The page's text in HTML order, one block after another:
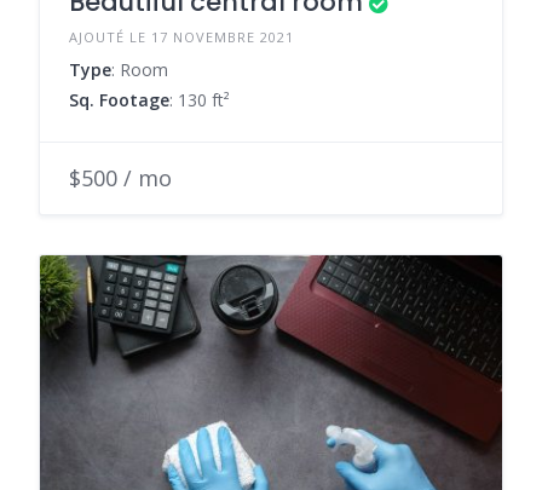
AJOUTÉ LE 17 NOVEMBRE 2021
Type: Room
Sq. Footage: 130 ft²
$500 / mo